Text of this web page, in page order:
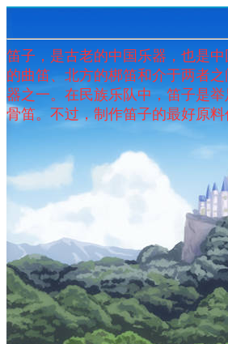
笛子，是古老的中国乐器，也是
的曲笛、北方的梆笛和介于两者
器之一。在民族乐队中，笛子是
骨笛。不过，制作笛子的最好原